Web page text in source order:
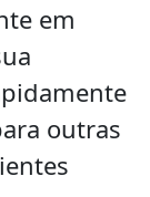
em
outras